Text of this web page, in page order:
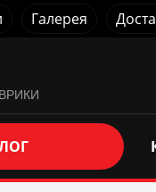
Галерея